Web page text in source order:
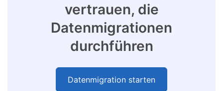
vertrauen, die
Datenmigrationen
durchführen
Datenmigration starten